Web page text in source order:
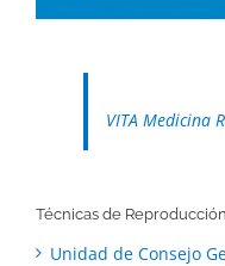
VITA Medicina
Técnicas de
Unidad de Consejo